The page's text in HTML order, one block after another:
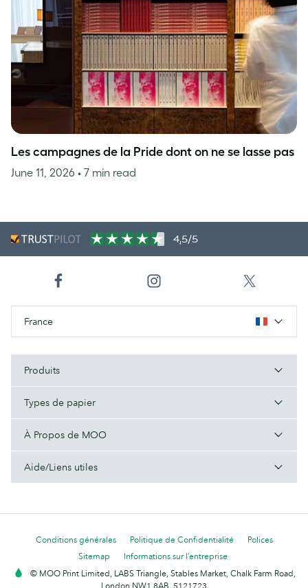
Les campagnes de la Pride dont on ne se lasse pas
June 11, 2026 • 7 min read
4,5/5
France
Produits
Types de papier
À Propos de MOO
Aide/Liens utiles
Conditions générales Politique de Confidentialité
Polices
Sitemap
Informations sur l’entreprise
© MOO Print Limited, LABS Triangle, Stables Market, Chalk Farm Road,
London NW1 8AB. 5121723